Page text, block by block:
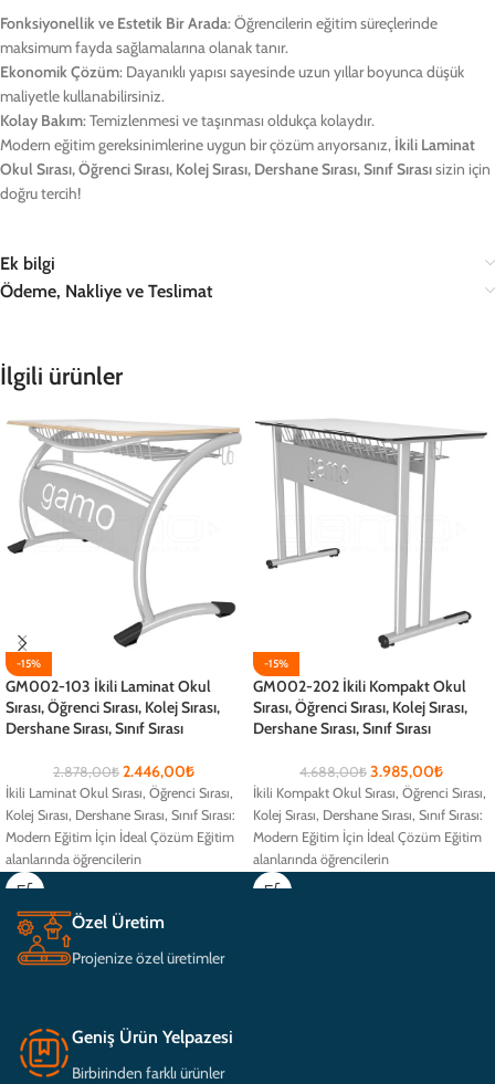
Fonksiyonellik ve Estetik Bir Arada: Öğrencilerin eğitim süreçlerinde
maksimum fayda sağlamalarına olanak tanır.
Ekonomik Çözüm: Dayanıklı yapısı sayesinde uzun yıllar boyunca düşük
maliyetle kullanabilirsiniz.
Kolay Bakım: Temizlenmesi ve taşınması oldukça kolaydır.
Modern eğitim gereksinimlerine uygun bir çözüm arıyorsanız, İkili Laminat
Okul Sırası, Öğrenci Sırası, Kolej Sırası, Dershane Sırası, Sınıf Sırasısizin için
doğru tercih!
Ek bilgi
Ödeme, Nakliye ve Teslimat
İlgili ürünler
-15%
GM002-103 İkili Laminat Okul
Sırası, Öğrenci Sırası, Kolej Sırası,
Dershane Sırası, Sınıf Sırası
2.878,00₺ 2.446,00₺
İkili Laminat Okul Sırası, Öğrenci Sırası,
Kolej Sırası, Dershane Sırası, Sınıf Sırası:
Modern Eğitim İçin İdeal Çözüm Eğitim
alanlarında öğrencilerin
-15%
GM002-202 İkili Kompakt Okul
Sırası, Öğrenci Sırası, Kolej Sırası,
Dershane Sırası, Sınıf Sırası
4.688,00₺ 3.985,00₺
İkili Kompakt Okul Sırası, Öğrenci Sırası,
Kolej Sırası, Dershane Sırası, Sınıf Sırası:
Modern Eğitim İçin İdeal Çözüm Eğitim
alanlarında öğrencilerin
Özel Üretim
Projenize özel üretimler
Geniş Ürün Yelpazesi
Birbirinden farklı ürünler